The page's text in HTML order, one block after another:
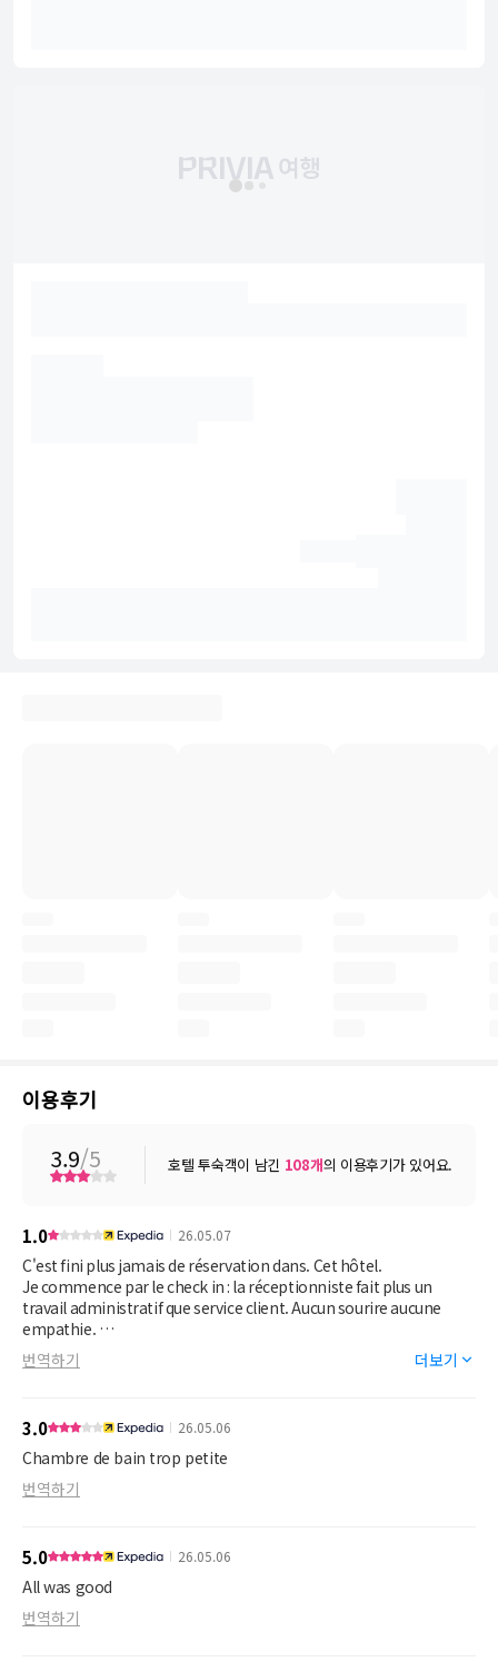
이용후기
3.9/5 호텔 투숙객이 남긴 108개의 이용후기가 있어요.
1.0 26.05.07
C'est fini plus jamais de réservation dans. Cet hôtel.
Je commence par le check in : la réceptionniste fait plus un
travail administratif que service client. Aucun sourire aucune
empathie.
Le soir même j'avise que la planche à repasser n'est pas à la
chambre.
changement de serviettes. Je reviens a la réception et la.
Meilleure c'est qu'il m'a dit qu'il fallait que j'avise que j'aurais
besoin d'un service de chambre. C'est nouveau ça. Il a fallu que je
demande un changement de chambre.
pour mon RDV.
Je me rend compte que j'ai oublié le chargeur de mon cell.
J'appelle et il me dise qu'il n'ont rien trouvé.
Bref. Je ne recommande pas cet hôtel
번역하기 더보기
3.0 26.05.06
Chambre de bain trop petite
번역하기
5.0 26.05.06
All was good
번역하기